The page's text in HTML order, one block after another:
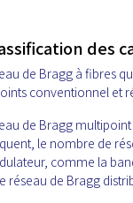
des
de Bragg à fibres
conventionnel et
de Bragg
le nombre de
comme la
réseau de Bragg